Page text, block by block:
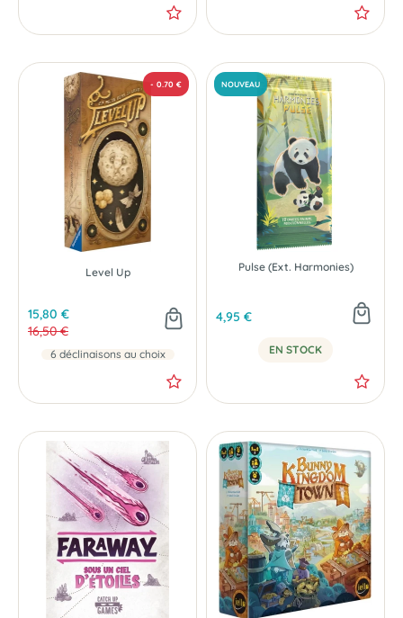
Level Up
15,80 €
16,50 €
6 déclinaisons au choix NOUVEAU
Pulse (Ext. Harmonies)
4,95 €
EN STOCK